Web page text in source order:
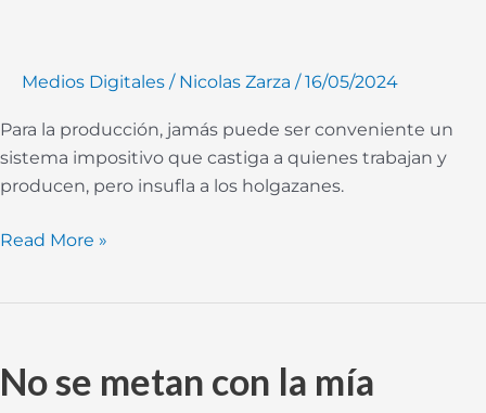
Medios Digitales / Nicolas Zarza /16/05/2024
Para la producción, jamás puede ser conveniente un
sistema impositivo que castiga a quienes trabajan y
producen, pero insufla a los holgazanes.
Read More »
No se metan con la mía
metan
con